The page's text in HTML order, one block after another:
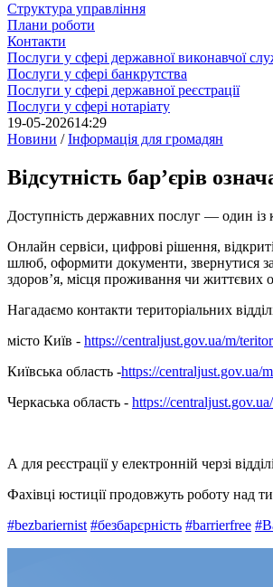
Структура управління
Плани роботи
Контакти
Послуги у сфері державної виконавчої
Послуги у сфері банкрутства
Послуги у сфері державної реєстрації
Послуги у сфері нотаріату
19-05-202614:29
Новини /Інформація для громадян
Відсутність бар’єрів
Доступність державних послуг — один із
Онлайн сервіси, цифрові рішення,
шлюб, оформити документи, звернутися за
здоров’я, місця проживання чи життєвих
Нагадаємо контакти територіальних
місто Київ - https://centraljust.gov.ua/m/
Київська область -https://centraljust.gov.ua/
Черкаська область - https://
А для реєстрації у електронній черзі
Фахівці юстиції продовжуть роботу
#bezbariernist #безбарєрність #barrierfree